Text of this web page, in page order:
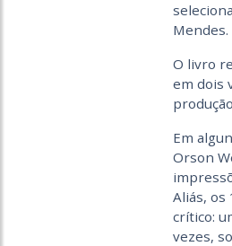
Mendes.
O livro
em dois
Em
Orson
Aliás, os
crítico:
vezes,